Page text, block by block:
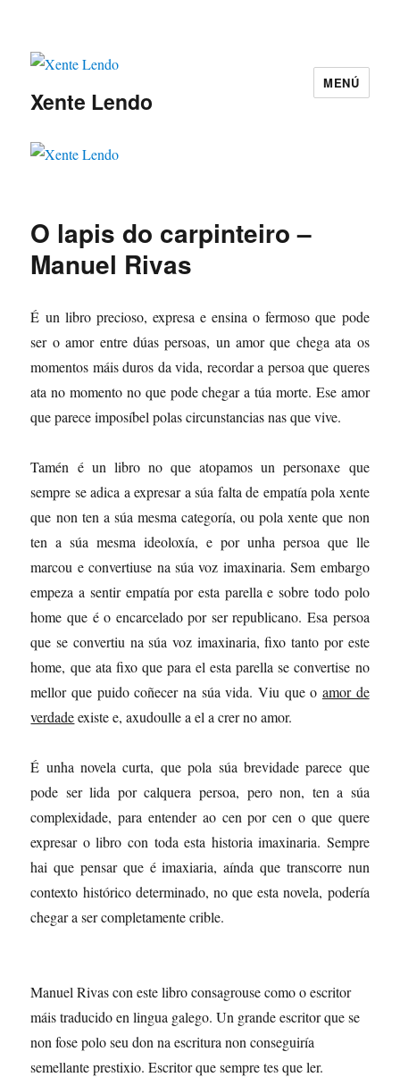
Xente Lendo
MENÚ
O lapis do carpinteiro –
Manuel Rivas
É un libro precioso, expresa e ensina o fermoso que pode
ser o amor entre dúas persoas, un amor que chega ata os
momentos máis duros da vida, recordar a persoa que queres
ata no momento no que pode chegar a túa morte. Ese amor
que parece imposíbel polas circunstancias nas que vive.
Tamén é un libro no que atopamos un personaxe que
sempre se adica a expresar a súa falta de empatía pola xente
que non ten a súa mesma categoría, ou pola xente que non
ten a súa mesma ideoloxía, e por unha persoa que lle
marcou e convertiuse na súa voz imaxinaria. Sem embargo
empeza a sentir empatía por esta parella e sobre todo polo
home que é o encarcelado por ser republicano. Esa persoa
que se convertiu na súa voz imaxinaria, fixo tanto por este
home, que ata fixo que para el esta parella se convertise no
mellor que puido coñecer na súa vida. Viu que o amor de
verdadeexiste e, axudoulle a el a crer no amor.
É unha novela curta, que pola súa brevidade parece que
pode ser lida por calquera persoa, pero non, ten a súa
complexidade, para entender ao cen por cen o que quere
expresar o libro con toda esta historia imaxinaria. Sempre
hai que pensar que é imaxiaria, aínda que transcorre nun
contexto histórico determinado, no que esta novela, podería
chegar a ser completamente crible.
Manuel Rivas con este libro consagrouse como o escritor
máis traducido en lingua galego. Un grande escritor que se
non fose polo seu don na escritura non conseguiría
semellante prestixio. Escritor que sempre tes que ler.